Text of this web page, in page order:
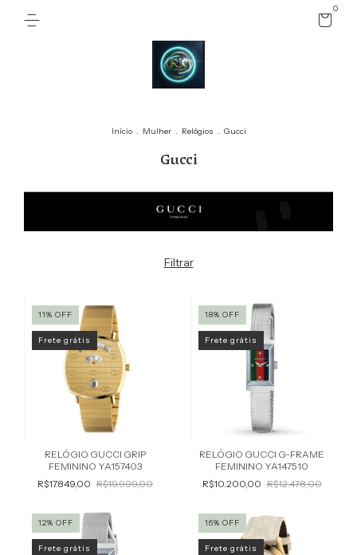
0
Início . Mulher . Relógios . Gucci
Gucci
Filtrar
11% OFF
Frete grátis
RELÓGIO GUCCI GRIP
FEMININO YA157403
R$17.849,00 R$19.999,00
18% OFF
Frete grátis
RELÓGIO GUCCI G-FRAME
FEMININO YA147510
R$10.200,00 R$12.478,00
12% OFF
Frete grátis
16% OFF
Frete grátis